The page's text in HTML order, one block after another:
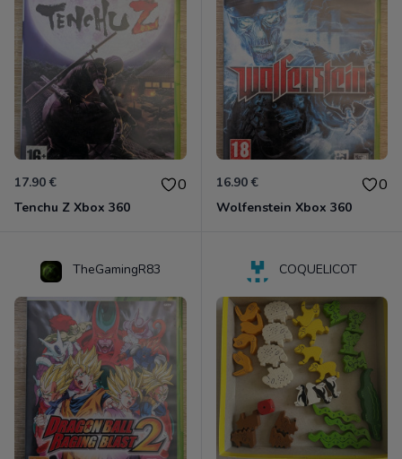
17.90 € 0
Tenchu Z Xbox 360
16.90 € 0
Wolfenstein Xbox 360
TheGamingR83 COQUELICOT